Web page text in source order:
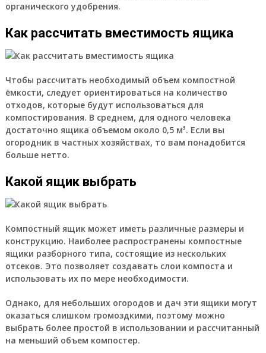
органического удобрения.
Как рассчитать вместимость ящика
Чтобы рассчитать необходимый объем компостной
ёмкости, следует ориентироваться на количество
отходов, которые будут использоваться для
компостирования. В среднем, для одного человека
достаточно ящика объемом около 0,5 м³. Если вы
огородник в частных хозяйствах, то вам понадобится
больше нетто.
Какой ящик выбрать
Компостный ящик может иметь различные размеры и
конструкцию. Наиболее распространены компостные
ящики разборного типа, состоящие из нескольких
отсеков. Это позволяет создавать слои компоста и
использовать их по мере необходимости.
Однако, для небольших огородов и дач эти ящики могут
оказаться слишком громоздкими, поэтому можно
выбрать более простой в использовании и рассчитанный
на меньший объем компостер.